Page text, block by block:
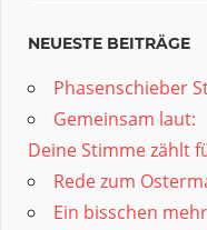
NEUESTE BEITRÄGE
Phasenschieber
Gemeinsam laut:
Deine Stimme zählt
Rede zum
Ein bisschen